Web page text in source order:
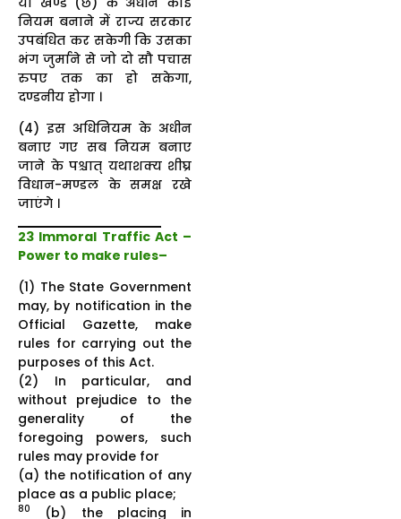
नियम बनाने में राज्य सरकार
उपबंधित कर सकेगी कि उसका
भंग जुर्माने से जो दो सौ पचास
रुपए तक का हो सकेगा,
दण्डनीय होगा ।
(4) इस अधिनियम के अधीन
बनाए गए सब नियम बनाए
जाने के पश्चात् यथाशक्य शीघ्र
विधान-मण्डल के समक्ष रखे
जाएंगे ।
23 Immoral Traffic Act –
Power to make rules–
(1) The State Government
may, by notification in the
Official Gazette, make
rules for carrying out the
purposes of this Act.
(2) In particular, and
without prejudice to the
generality of the
foregoing powers, such
rules may provide for
(a) the notification of any
place as a public place;
80
(b) the placing in